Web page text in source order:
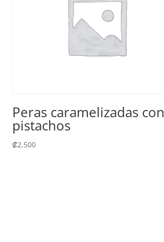
Peras caramelizadas con
pistachos
₡2,500